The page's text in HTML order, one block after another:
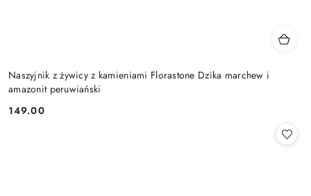
Naszyjnik z żywicy z kamieniami Florastone Dzika marchew i
amazonit peruwiański
Cena:
149.00